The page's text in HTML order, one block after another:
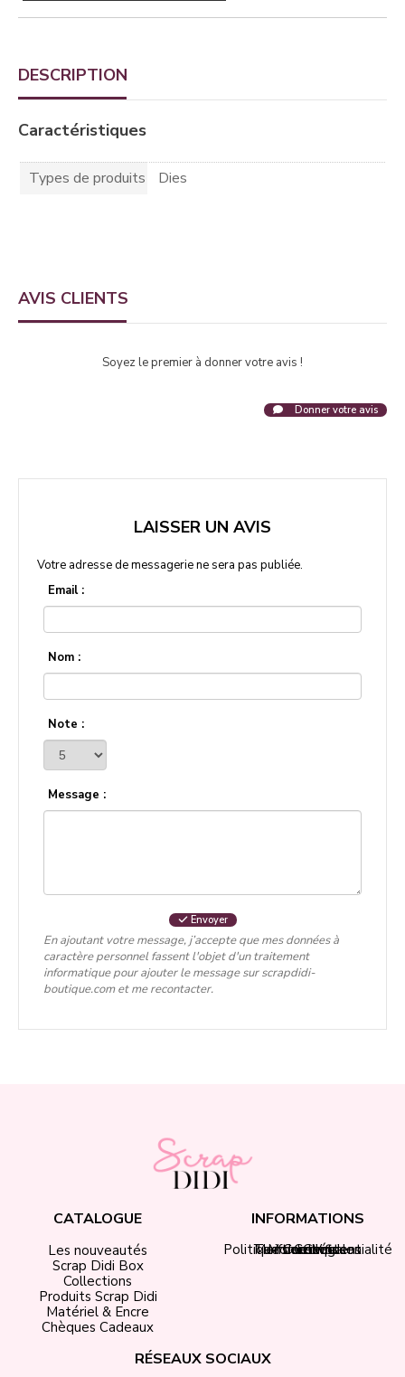
DESCRIPTION
Caractéristiques
Types de produits Dies
AVIS CLIENTS
Soyez le premier à donner votre avis !
Donner votre avis
LAISSER UN AVIS
Votre adresse de messagerie ne sera pas publiée.
Email :
Nom :
Note :
Message :
Envoyer
En ajoutant votre message, j’accepte que mes données à
caractère personnel fassent l'objet d'un traitement
informatique pour ajouter le message sur scrapdidi-
boutique.com et me recontacter.
CATALOGUE
Les nouveautés
Scrap Didi Box
Collections
Produits Scrap Didi
Matériel & Encre
Chèques Cadeaux
INFORMATIONS
Contact
Mon compte
CGV
Politique de confidentialité
Mentions légales
Tarifs de livraison
RÉSEAUX SOCIAUX